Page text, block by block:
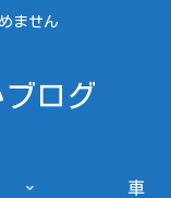
ません
ログ
車